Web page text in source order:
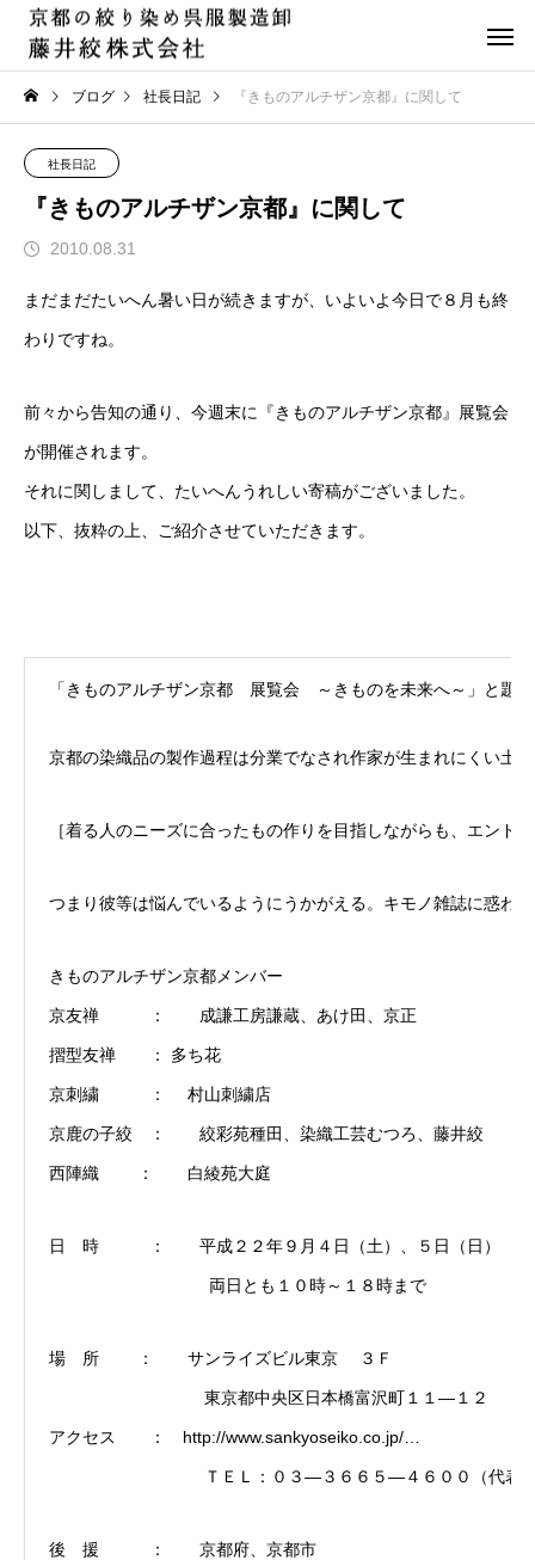
ブログ 社長日記 『きものアルチザン京都』に関して
社長日記
『きものアルチザン京都』に関して
2010.08.31
まだまだたいへん暑い日が続きますが、いよいよ今日で８月も終
わりですね。
前々から告知の通り、今週末に『きものアルチザン京都』展覧会
が開催されます。
それに関しまして、たいへんうれしい寄稿がございました。
以下、抜粋の上、ご紹介させていただきます。
「きものアルチザン京都 展覧会 ～きものを未来へ～」と題
京都の染織品の製作過程は分業でなされ作家が生まれにくい土
［着る人のニーズに合ったもの作りを目指しながらも、エン
つまり彼等は悩んでいるようにうかがえる。キモノ雑誌に惑わ
きものアルチザン京都メンバー
京友禅 ： 成謙工房謙蔵、あけ田、京正
摺型友禅 ： 多ち花
京刺繍 ： 村山刺繍店
京鹿の子絞 ： 絞彩苑種田、染織工芸むつろ、藤井絞
西陣織 ： 白綾苑大庭
日 時 ： 平成２２年９月４日（土）、５日（日）
両日とも１０時～１８時まで
場 所 ： サンライズビル東京 ３Ｆ
東京都中央区日本橋富沢町１１―１２
アクセス ： http://www.sankyoseiko.co.jp/
ＴＥＬ：０３―３６６５―４６００（代表
後 援 ： 京都府、京都市